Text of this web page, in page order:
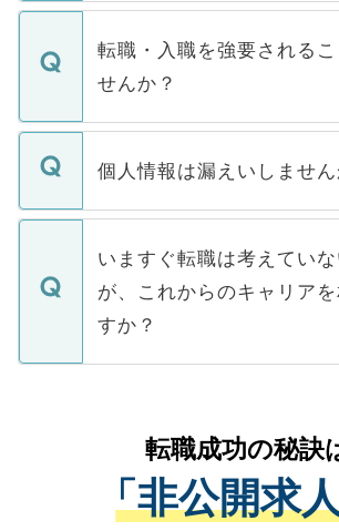
ます。通常、5営業日以内に
いただきますので、しばらく
マイナビDOCTORで取り扱
うち約3割は、Webサイトか
けない「非公開求人」です。
下記の理由によって、一般に
ません。
■応募殺到を避けるため 人気
関を公にしてしまうと、応募
に、医療機関が求める条件に
みを人材紹介会社に依頼する
ています。
転職・入職を強要されるこ
せんか？
転職・入職を強要することは
ん。また、仮に応募先から内
定を承諾する必要はありませ
の辞退の連絡はキャリアパー
個人情報は漏えいしません
個人情報が漏えいすることは
で、ご安心ください。当サイ
などで収集したご登録者様の
ご本人のキャリアアップおよ
支援を目的に使用いたします
ているすべての個人データは
は、個人情報の取り扱いにつ
管理基準を満たした事業者の
る、プライバシーマークを取
いますぐ転職は考えてい
が、これからのキャリアを
すか？
かがいして、現在の医療機関
経験をまじえながら、適切な
させていただきます。すぐに
ない方には、長期的なサポー
転職成功の秘訣
「非公開求